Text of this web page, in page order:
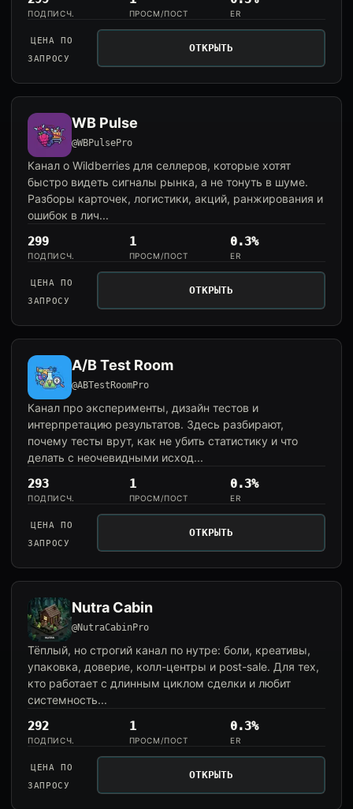
ПОДПИСЧ. ПРОСМ/ПОСТ ER
ЦЕНА ПО
ЗАПРОСУ
ОТКРЫТЬ
WB Pulse
@WBPulsePro
Канал о Wildberries для селлеров, которые хотят
быстро видеть сигналы рынка, а не тонуть в шуме.
Разборы карточек, логистики, акций, ранжирования и
ошибок в лич...
299
ПОДПИСЧ.
1
ПРОСМ/ПОСТ
0.3%
ER
ЦЕНА ПО
ЗАПРОСУ
ОТКРЫТЬ
A/B Test Room
@ABTestRoomPro
Канал про эксперименты, дизайн тестов и
интерпретацию результатов. Здесь разбирают,
почему тесты врут, как не убить статистику и что
делать с неочевидными исход...
293
ПОДПИСЧ.
1
ПРОСМ/ПОСТ
0.3%
ER
ЦЕНА ПО
ЗАПРОСУ
ОТКРЫТЬ
Nutra Cabin
@NutraCabinPro
Тёплый, но строгий канал по нутре: боли, креативы,
упаковка, доверие, колл-центры и post-sale. Для тех,
кто работает с длинным циклом сделки и любит
системность...
292
ПОДПИСЧ.
1
ПРОСМ/ПОСТ
0.3%
ER
ЦЕНА ПО
ЗАПРОСУ
ОТКРЫТЬ